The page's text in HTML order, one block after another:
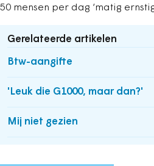
50 mensen per dag ‘matig
Gerelateerde artikelen
Btw-aangifte
'Leuk die G1000, maar dan?'
Mij niet gezien